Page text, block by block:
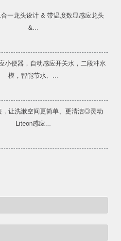
一龙头设计 & 带温度数显感应龙头
&...
小便器，自动感应开关水，二段冲水
模，智能节水、...
让洗漱空间更简单、更清洁◎灵动
Liteon感应...